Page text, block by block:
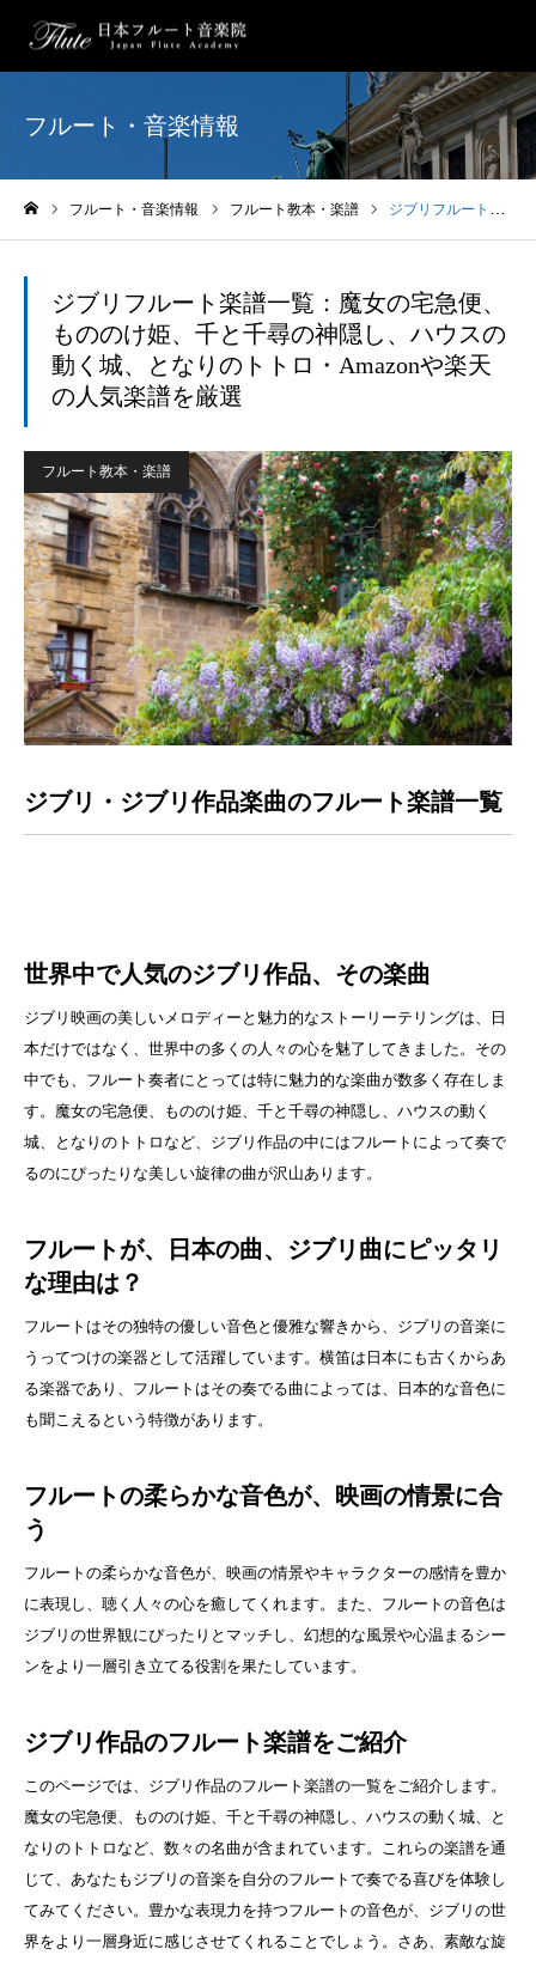
フルート・音楽情報
フルート・音楽情報 フルート教本・楽譜 ジブリフルート楽譜一覧：魔女の宅急便、もののけ姫、千と千尋の神隠し、ハウスの動く城、となりのトトロ・Amazonや楽天の人気楽譜を厳選
ジブリフルート楽譜一覧：魔女の宅急便、
もののけ姫、千と千尋の神隠し、ハウスの
動く城、となりのトトロ・Amazonや楽天
の人気楽譜を厳選
フルート教本・楽譜
ジブリ・ジブリ作品楽曲のフルート楽譜一覧
世界中で人気のジブリ作品、その楽曲
ジブリ映画の美しいメロディーと魅力的なストーリーテリングは、日
本だけではなく、世界中の多くの人々の心を魅了してきました。その
中でも、フルート奏者にとっては特に魅力的な楽曲が数多く存在しま
す。魔女の宅急便、もののけ姫、千と千尋の神隠し、ハウスの動く
城、となりのトトロなど、ジブリ作品の中にはフルートによって奏で
るのにぴったりな美しい旋律の曲が沢山あります。
フルートが、日本の曲、ジブリ曲にピッタリ
な理由は？
フルートはその独特の優しい音色と優雅な響きから、ジブリの音楽に
うってつけの楽器として活躍しています。横笛は日本にも古くからあ
る楽器であり、フルートはその奏でる曲によっては、日本的な音色に
も聞こえるという特徴があります。
フルートの柔らかな音色が、映画の情景に合
う
フルートの柔らかな音色が、映画の情景やキャラクターの感情を豊か
に表現し、聴く人々の心を癒してくれます。また、フルートの音色は
ジブリの世界観にぴったりとマッチし、幻想的な風景や心温まるシー
ンをより一層引き立てる役割を果たしています。
ジブリ作品のフルート楽譜をご紹介
このページでは、ジブリ作品のフルート楽譜の一覧をご紹介します。
魔女の宅急便、もののけ姫、千と千尋の神隠し、ハウスの動く城、と
なりのトトロなど、数々の名曲が含まれています。これらの楽譜を通
じて、あなたもジブリの音楽を自分のフルートで奏でる喜びを体験し
てみてください。豊かな表現力を持つフルートの音色が、ジブリの世
界をより一層身近に感じさせてくれることでしょう。さあ、素敵な旋